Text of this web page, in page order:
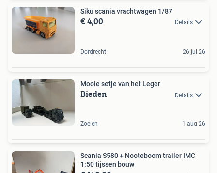
Siku scania vrachtwagen 1/87
€ 4,00 Details
Dordrecht 26 jul 26
Mooie setje van het Leger
Bieden Details
Zoelen 1 aug 26
Scania S580 + Nooteboom trailer IMC
1:50 tijssen bouw